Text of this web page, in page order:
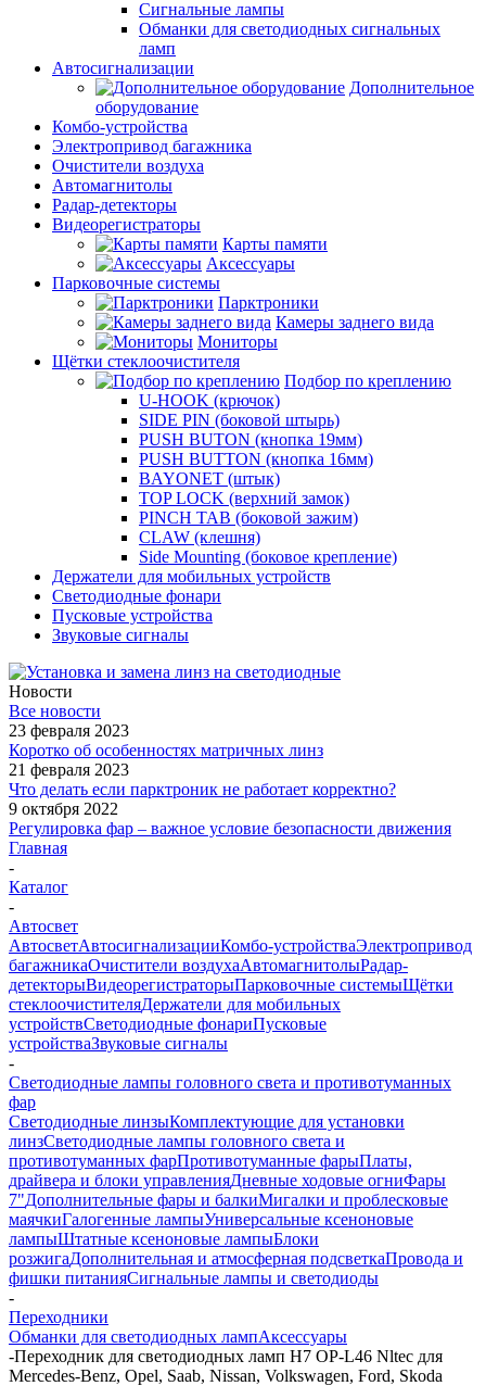
Сигнальные лампы
Обманки для светодиодных сигнальных
ламп
Автосигнализации
Дополнительное
оборудование
Комбо-устройства
Электропривод багажника
Очистители воздуха
Автомагнитолы
Радар-детекторы
Видеорегистраторы
Карты памяти
Аксессуары
Парковочные системы
Парктроники
Камеры заднего вида
Мониторы
Щётки стеклоочистителя
Подбор по креплению
U-HOOK (крючок)
SIDE PIN (боковой штырь)
PUSH BUTON (кнопка 19мм)
PUSH BUTTON (кнопка 16мм)
BAYONET (штык)
TOP LOCK (верхний замок)
PINCH TAB (боковой зажим)
CLAW (клешня)
Side Mounting (боковое крепление)
Держатели для мобильных устройств
Светодиодные фонари
Пусковые устройства
Звуковые сигналы
Новости
Все новости
23 февраля 2023
Коротко об особенностях матричных линз
21 февраля 2023
Что делать если парктроник не работает корректно?
9 октября 2022
Регулировка фар – важное условие безопасности движения
Главная
-
Каталог
-
Автосвет
АвтосветАвтосигнализацииКомбо-устройстваЭлектропривод
багажникаОчистители воздухаАвтомагнитолыРадар-
детекторыВидеорегистраторыПарковочные системыЩётки
стеклоочистителяДержатели для мобильных
устройствСветодиодные фонариПусковые
устройстваЗвуковые сигналы
-
Светодиодные лампы головного света и противотуманных
фар
Светодиодные линзыКомплектующие для установки
линзСветодиодные лампы головного света и
противотуманных фарПротивотуманные фарыПлаты,
драйвера и блоки управленияДневные ходовые огниФары
7"Дополнительные фары и балкиМигалки и проблесковые
маячкиГалогенные лампыУниверсальные ксеноновые
лампыШтатные ксеноновые лампыБлоки
розжигаДополнительная и атмосферная подсветкаПровода и
фишки питанияCигнальные лампы и светодиоды
-
Переходники
Обманки для светодиодных лампАксессуары
-Переходник для светодиодных ламп H7 OP-L46 Nltec для
Mercedes-Benz, Opel, Saab, Nissan, Volkswagen, Ford, Skoda